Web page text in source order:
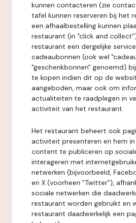
kunnen contacteren (zie
tafel kunnen reserveren bij het
een afhaalbestelling kunnen
restaurant (in "click and
restaurant een dergelijke
cadeaubonnen (ook wel
"geschenkbonnen" genoemd)
te kopen indien dit op de
aangeboden, maar ook om
actualiteiten te raadplegen in
activiteit van het restaurant.
Het restaurant beheert ook
activiteit presenteren en hem
content te publiceren op
interageren met
netwerken (bijvoorbeeld,
en X (voorheen "Twitter"),
sociale netwerken die
restaurant worden gebruikt en
restaurant daadwerkelijk een